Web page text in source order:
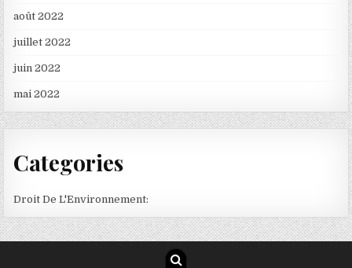
août 2022
juillet 2022
juin 2022
mai 2022
Categories
Droit De L'Environnement: